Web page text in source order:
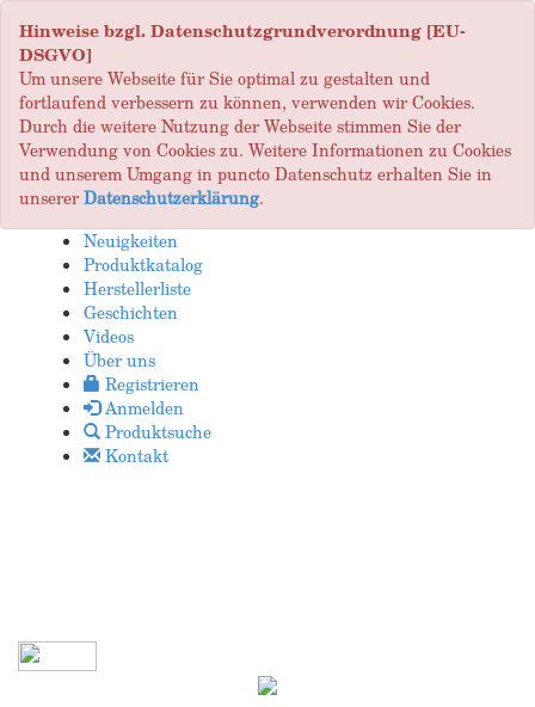
Hinweise bzgl. Datenschutzgrundverordnung [EU-
DSGVO]
Um unsere Webseite für Sie optimal zu gestalten und
fortlaufend verbessern zu können, verwenden wir Cookies.
Durch die weitere Nutzung der Webseite stimmen Sie der
Verwendung von Cookies zu. Weitere Informationen zu Cookies
und unserem Umgang in puncto Datenschutz erhalten Sie in
unsererDatenschutzerklärung.
Neuigkeiten
Produktkatalog
Herstellerliste
Geschichten
Videos
Über uns
Registrieren
Anmelden
Produktsuche
Kontakt